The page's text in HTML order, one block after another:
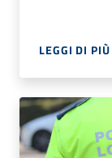
LEGGI DI PIÙ